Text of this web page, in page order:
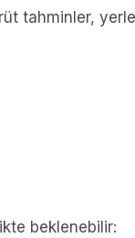
tahminler,
beklenebilir: